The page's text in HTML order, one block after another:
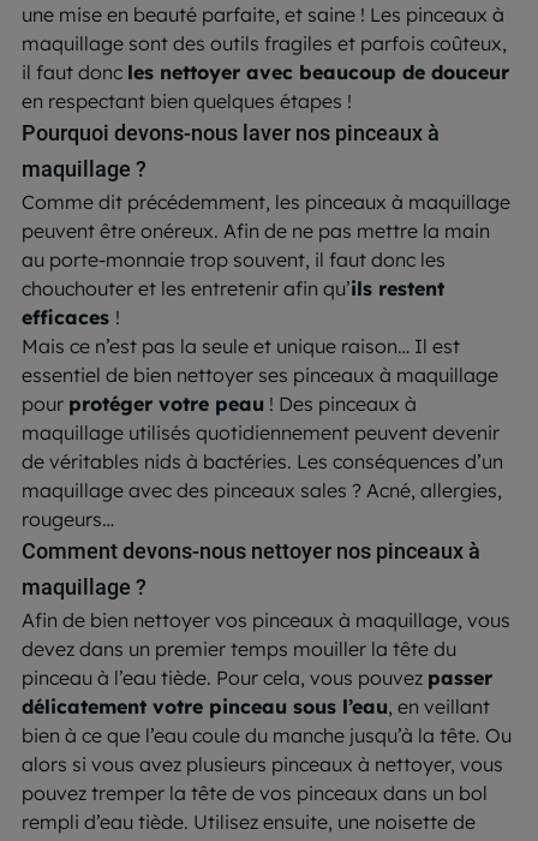
une mise en beauté parfaite, et saine ! Les pinceaux à
maquillage sont des outils fragiles et parfois coûteux,
il faut donc les nettoyer avec beaucoup de douceur
en respectant bien quelques étapes !
Pourquoi devons-nous laver nos pinceaux à
maquillage ?
Comme dit précédemment, les pinceaux à maquillage
peuvent être onéreux. Afin de ne pas mettre la main
au porte-monnaie trop souvent, il faut donc les
chouchouter et les entretenir afin qu’ils restent
efficaces !
Mais ce n’est pas la seule et unique raison… Il est
essentiel de bien nettoyer ses pinceaux à maquillage
pour protéger votre peau ! Des pinceaux à
maquillage utilisés quotidiennement peuvent devenir
de véritables nids à bactéries. Les conséquences d’un
maquillage avec des pinceaux sales ? Acné, allergies,
rougeurs…
Comment devons-nous nettoyer nos pinceaux à
maquillage ?
Afin de bien nettoyer vos pinceaux à maquillage, vous
devez dans un premier temps mouiller la tête du
pinceau à l’eau tiède. Pour cela, vous pouvez passer
délicatement votre pinceau sous l’eau, en veillant
bien à ce que l’eau coule du manche jusqu’à la tête. Ou
alors si vous avez plusieurs pinceaux à nettoyer, vous
pouvez tremper la tête de vos pinceaux dans un bol
rempli d’eau tiède. Utilisez ensuite, une noisette de